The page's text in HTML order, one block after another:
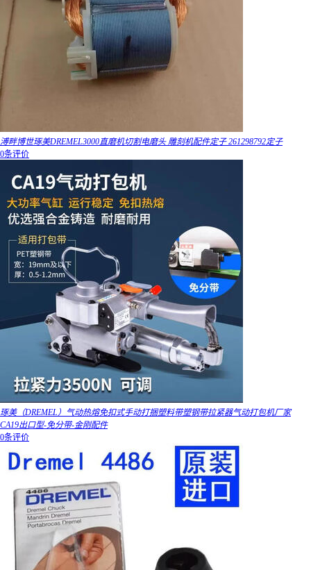
溥畔博世琢美DREMEL3000直磨机切割电磨头 雕刻机配件定子 261298792定子
0条评价
琢美（DREMEL）气动热熔免扣式手动打捆塑料带塑钢带拉紧器气动打包机厂家
CA19出口型-免分带-金刚配件
0条评价